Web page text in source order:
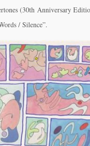
(30th Anniversary
/ Silence”.